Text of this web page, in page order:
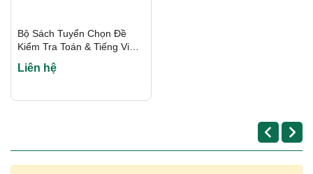
form, giúp con rèn luyện tâm lý và kỹ năng làm bài
trước khi bước vào năm học mới.
4. Đánh giá từ 1book.vn
kiếm một bộ sách ôn tập không gây áp lực, hình thức đẹp, nội
là lựa chọn số 1. Với
độ dày 64 trang mỗi quyển, con có thể dễ dàng hoàn thành
trong kỳ nghỉ hè mà vẫn có nhiều thời gian vui chơi.
Bộ Sách Tuyển Chọn Đề
Kiểm Tra Toán & Tiếng Việt
Liên hệ